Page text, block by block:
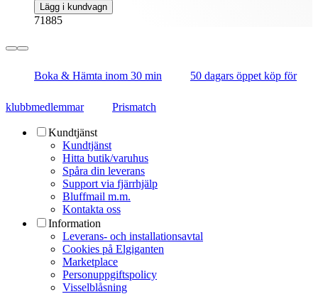
Lägg i kundvagn
71885
Boka & Hämta inom 30 min 50 dagars öppet köp för
klubbmedlemmar Prismatch
Kundtjänst
Kundtjänst
Hitta butik/varuhus
Spåra din leverans
Support via fjärrhjälp
Bluffmail m.m.
Kontakta oss
Information
Leverans- och installationsavtal
Cookies på Elgiganten
Marketplace
Personuppgiftspolicy
Visselblåsning